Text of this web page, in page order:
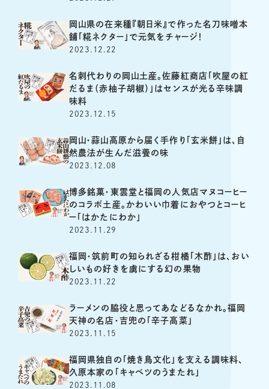
岡山県の在来種『朝日米』で作った名刀味噌本
舗「糀ネクター」で元気をチャージ！
2023.12.22
名刺代わりの岡山土産。佐藤紅商店「吹屋の紅
だるま（赤柚子胡椒）」はセンスが光る辛味調
味料
2023.12.15
岡山・蒜山高原から届く手作り「玄米餅」は、自
然農法が生んだ滋養の味
2023.12.08
博多銘菓・東雲堂と福岡の人気店マヌコーヒー
のコラボ土産。かわいい巾着におやつとコーヒ
ー「はかたにわか」
2023.11.29
福岡・筑前町の知られざる柑橘「木酢」は、おい
しいもの好きを虜にする幻の果物
2023.11.22
ラーメンの脇役と思ってあなどるなかれ。福岡
天神の名店・吉兜の「辛子高菜」
2023.11.15
福岡県独自の「焼き鳥文化」を支える調味料、
久原本家の「キャベツのうまたれ」
2023.11.08